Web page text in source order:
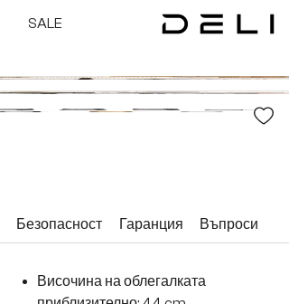
SALE
Безопасност Гаранция Въпроси
Височина на облегалката